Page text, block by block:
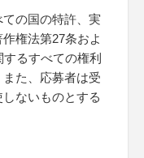
の国の特許、実
権法第27条およ
るすべての権利
た、応募者は受
ないものとする